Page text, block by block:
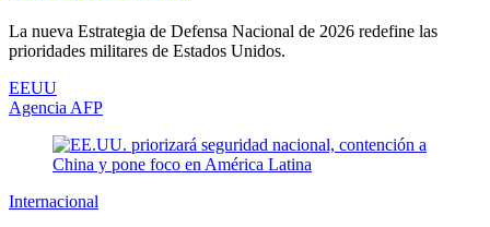
La nueva Estrategia de Defensa Nacional de 2026 redefine las
prioridades militares de Estados Unidos.
EEUU
Agencia AFP
Internacional